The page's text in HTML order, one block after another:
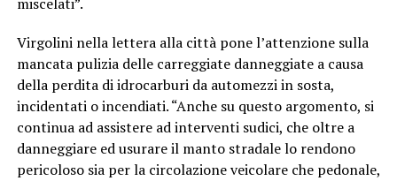
miscelati”.
Virgolini nella lettera alla città pone l’attenzione sulla
mancata pulizia delle carreggiate danneggiate a causa
della perdita di idrocarburi da automezzi in sosta,
incidentati o incendiati. “Anche su questo argomento, si
continua ad assistere ad interventi sudici, che oltre a
danneggiare ed usurare il manto stradale lo rendono
pericoloso sia per la circolazione veicolare che pedonale,